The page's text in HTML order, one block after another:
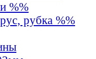
%%
рубка %%